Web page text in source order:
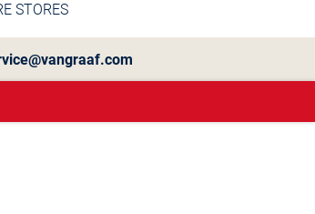
STORES